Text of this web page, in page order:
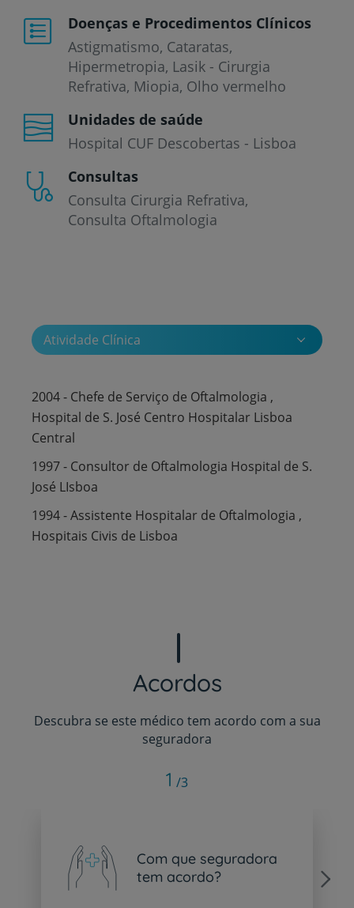
Doenças e Procedimentos Clínicos
Astigmatismo Cataratas
Hipermetropia Lasik - Cirurgia
Refrativa Miopia Olho vermelho
Unidades de saúde
Hospital CUF Descobertas - Lisboa
Consultas
Consulta Cirurgia Refrativa
Consulta Oftalmologia
Atividade Clínica
2004 - Chefe de Serviço de Oftalmologia ,
Hospital de S. José Centro Hospitalar Lisboa
Central
1997 - Consultor de Oftalmologia Hospital de S.
José LIsboa
1994 - Assistente Hospitalar de Oftalmologia ,
Hospitais Civis de Lisboa
Acordos
Descubra se este médico tem acordo com a sua
seguradora
Com que seguradora
tem acordo?
1 /3